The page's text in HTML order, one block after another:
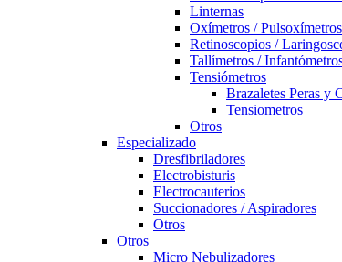
Linternas
Oxímetros / Pulsoxímetros
Retinoscopios /
Tallímetros /
Tensiómetros
Brazaletes Peras y
Tensiometros
Otros
Especializado
Dresfibriladores
Electrobisturis
Electrocauterios
Succionadores / Aspiradores
Otros
Otros
Micro Nebulizadores